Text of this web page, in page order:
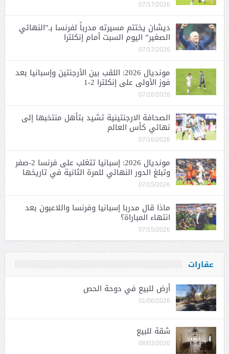
07/17/2026
ديشان يختتم مسيرته مدرباً لفرنسا بـ”النهائي
الصغير” اليوم السبت أمام إنكلترا
07/17/2026
مونديال 2026: اللقب بين الأرجنتين وإسبانيا بعد
فوز الأولى على إنكلترا 2-1
07/16/2026
الصحافة الارجنتينية تشيد بتأهل منتخبها إلى
نهائي كأس العالم
07/16/2026
مونديال 2026: إسبانيا تتغلب على فرنسا 2-صفر
وتبلغ الدور النهائي للمرة الثانية في تاريخها
07/15/2026
ماذا قال مدربا إسبانيا وفرنسا واللاعبون بعد
انتهاء المباراة؟
07/15/2026
عقارات
أرض للبيع في دوحة الحص
01/06/2026
شقة للبيع
08/03/2020